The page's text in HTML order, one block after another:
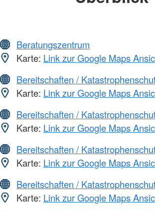
Beratungszentrum
Karte: Link zur Google Maps
Bereitschaften /
Karte: Link zur Google Maps
Bereitschaften /
Karte: Link zur Google Maps
Bereitschaften /
Karte: Link zur Google Maps
Bereitschaften /
Karte: Link zur Google Maps